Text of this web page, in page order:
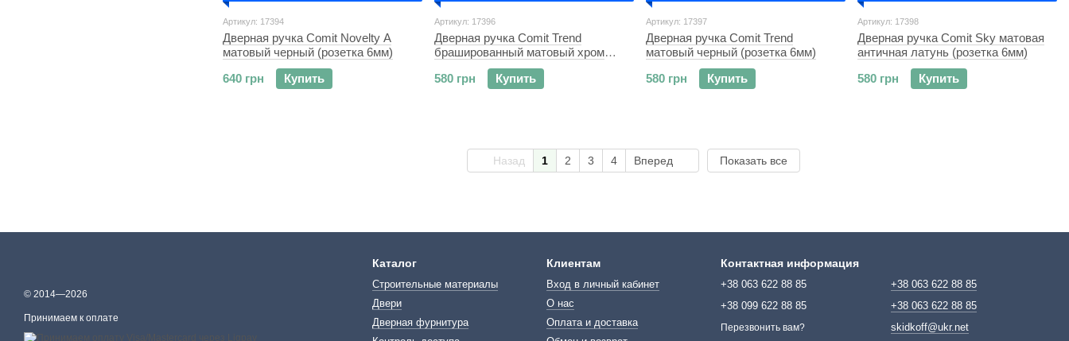
Артикул: 17394
Дверная ручка Comit Novelty А
матовый черный (розетка 6мм)
640 грн
Купить
Артикул: 17396
Дверная ручка Comit Trend
брашированный матовый хром
(розетка 6мм)
580 грн
Купить
Артикул: 17397
Дверная ручка Comit Trend
матовый черный (розетка 6мм)
580 грн
Купить
Артикул: 17398
Дверная ручка Comit Sky матовая
античная латунь (розетка 6мм)
580 грн
Купить
Назад 1 2 3 4 Вперед Показать все
© 2014—2026
Принимаем к оплате
Каталог
Строительные материалы
Двери
Дверная фурнитура
Клиентам
Вход в личный кабинет
О нас
Оплата и доставка
Контактная информация
+38 063 622 88 85
+38 099 622 88 85
Перезвонить вам?
+38 063 622 88 85
+38 063 622 88 85
skidkoff@ukr.net